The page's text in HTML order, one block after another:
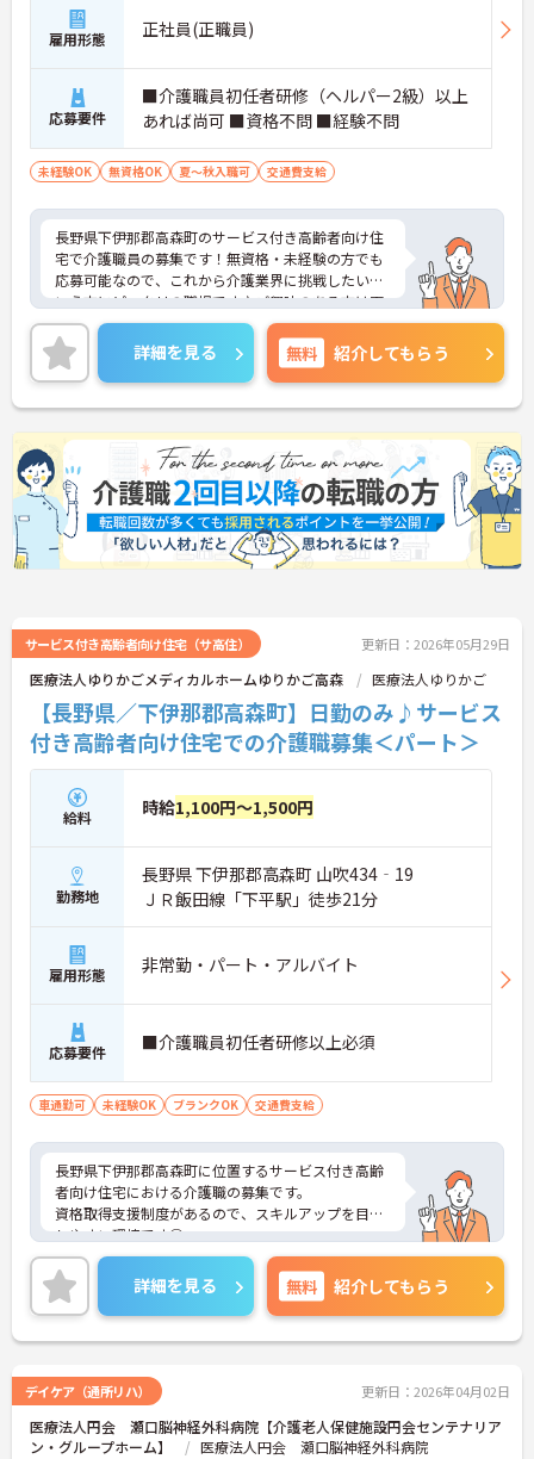
雇用形態 正社員(正職員)
応募要件
■介護職員初任者研修（ヘルパー2級）以上
あれば尚可 ■資格不問 ■経験不問
未経験OK 無資格OK 夏～秋入職可 交通費支給
長野県下伊那郡高森町のサービス付き高齢者向け住
宅で介護職員の募集です！無資格・未経験の方でも
応募可能なので、これから介護業界に挑戦したいと
いう方にピッタリの職場です♪ご興味のある方は面
接ポイントをお伝えしますので、お気軽にご相談く
ださい！
詳細を見る 無料 紹介してもらう
サービス付き高齢者向け住宅（サ高住） 更新日：2026年05月29日
医療法人ゆりかごメディカルホームゆりかご高森 医療法人ゆりかご
【長野県／下伊那郡高森町】日勤のみ♪サービス
付き高齢者向け住宅での介護職募集＜パート＞
給料 時給1,100円～1,500円
勤務地
長野県 下伊那郡高森町 山吹434‐19
ＪＲ飯田線「下平駅」徒歩21分
雇用形態 非常勤・パート・アルバイト
応募要件 ■介護職員初任者研修以上必須
車通勤可 未経験OK ブランクOK 交通費支給
長野県下伊那郡高森町に位置するサービス付き高齢
者向け住宅における介護職の募集です。
資格取得支援制度があるので、スキルアップを目指
しやすい環境です◎
育児休業・介護休業制度あり！長く勤めやすい福利
厚生が整っています♪
ご興味のある方には面接ポイントをお伝えしますの
で、お気軽にお問い合わせください！
詳細を見る 無料 紹介してもらう
デイケア（通所リハ） 更新日：2026年04月02日
医療法人円会 瀬口脳神経外科病院【介護老人保健施設円会センテナリア
ン・グループホーム】
医療法人円会 瀬口脳神経外科病院